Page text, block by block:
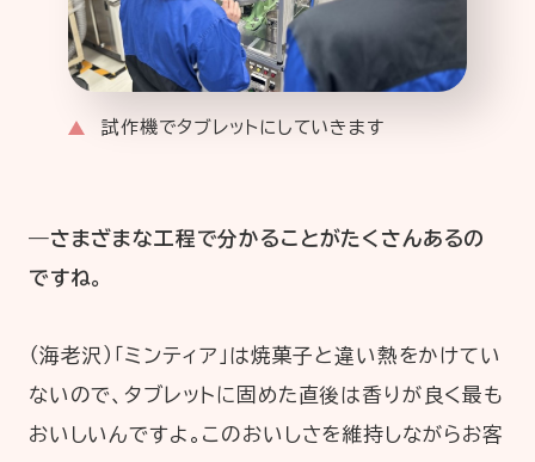
試作機でタブレットにしていきます
―さまざまな工程で分かることがたくさんあるの
ですね。
（海老沢）「ミンティア」は焼菓子と違い熱をかけてい
ないので、タブレットに固めた直後は香りが良く最も
おいしいんですよ。このおいしさを維持しながらお客